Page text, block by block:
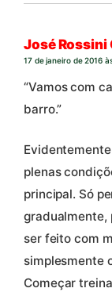
José Rossini
17 de janeiro de 2016
“Vamos com
barro.”
plenas
principal. Só
gradualmente,
ser feito com
simplesmente
Começar